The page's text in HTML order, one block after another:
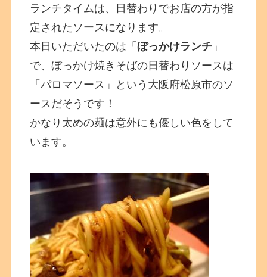
ランチタイムは、日替わりでお店の方が指
定されたソースになります。
本日いただいたのは「ぼっかけランチ 」
で、ぼっかけ焼きそばの日替わりソースは
「パロマソース」という大阪府松原市のソ
ースだそうです！
かなり太めの麺は意外にも優しい色をして
います。